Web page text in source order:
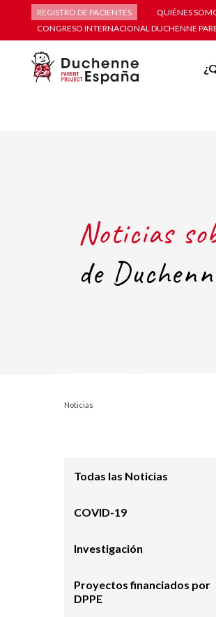
REGISTRO DE PACIENTES QUIÉNES
CONGRESO INTERNACIONAL DUCHENNE
Noticias
de
Noticias
Todas las Noticias
COVID-19
Investigación
Proyectos financiados por
DPPE